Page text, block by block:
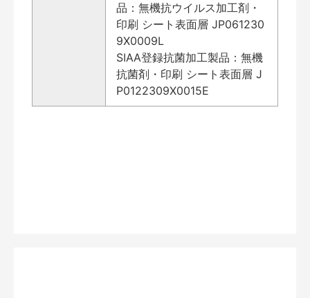
品：無機抗ウイルス加工剤・
印刷 シート表面層 JP061230
9X0009L
SIAA登録抗菌加工製品：無機
抗菌剤・印刷 シート表面層 J
P0122309X0015E